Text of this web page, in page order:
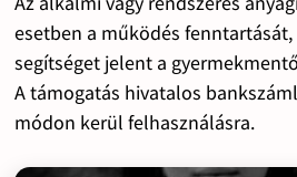
esetben a működés
segítséget jelent a
A támogatás hivatalos
módon kerül felhasználásra.